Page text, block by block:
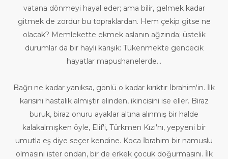
vatana dönmeyi hayal eder; ama bilir, gelmek kadar
gitmek de zordur bu topraklardan. Hem çekip gitse ne
olacak? Memlekette ekmek aslanın ağzında; üstelik
durumlar da bir hayli karışık: Tükenmekte gencecik
hayatlar mapushanelerde...
Bağrı ne kadar yanıksa, gönlü o kadar kırıktır İbrahim′in. İlk
karısını hastalık almıştır elinden, ikincisini ise eller. Biraz
buruk, biraz onuru ayaklar altına alınmış bir halde
kalakalmışken öyle, Elif′i, Türkmen Kızı′nı, yepyeni bir
umutla eş diye seçer kendine. Koca İbrahim bir namuslu
olmasını ister ondan, bir de erkek çocuk doğurmasını. İlk